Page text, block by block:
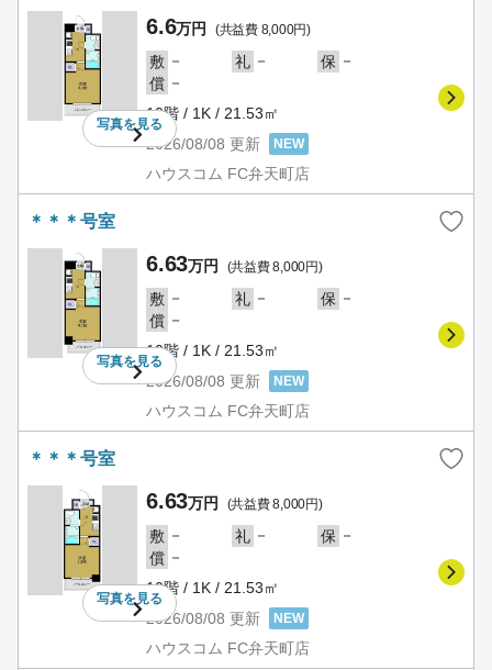
写真を見る
6.6万円 (共益費 8,000円)
敷 － 礼 － 保 －
償 －
10階 / 1K / 21.53㎡
2026/08/08 更新 NEW
ハウスコム FC弁天町店
＊＊＊号室
写真を見る
6.63万円 (共益費 8,000円)
敷 － 礼 － 保 －
償 －
10階 / 1K / 21.53㎡
2026/08/08 更新 NEW
ハウスコム FC弁天町店
＊＊＊号室
写真を見る
6.63万円 (共益費 8,000円)
敷 － 礼 － 保 －
償 －
10階 / 1K / 21.53㎡
2026/08/08 更新 NEW
ハウスコム FC弁天町店